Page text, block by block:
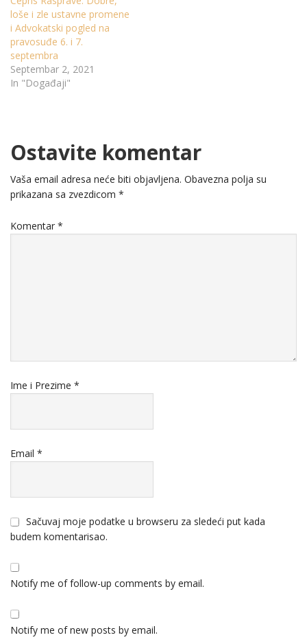
loše i zle ustavne promene
i Advokatski pogled na
pravosuđe 6. i 7.
septembra
Septembar 2, 2021
In "Događaji"
Ostavite komentar
Vaša email adresa neće biti objavljena. Obavezna polja su
prikazana sa zvezdicom *
Komentar *
Ime i Prezime *
Email *
Sačuvaj moje podatke u browseru za sledeći put kada
budem komentarisao.
Notify me of follow-up comments by email.
Notify me of new posts by email.